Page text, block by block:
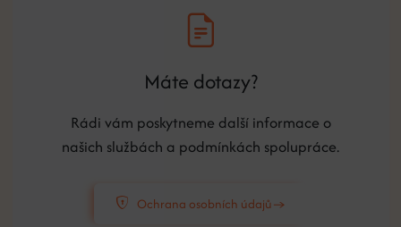
Máte dotazy?
Rádi vám poskytneme další informace o
našich službách a podmínkách spolupráce.
Ochrana osobních údajů